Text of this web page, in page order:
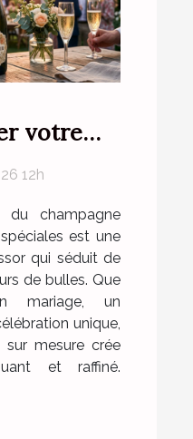
votre
?
12h
du champagne
est une
qui séduit de
de bulles. Que
mariage, un
unique,
sur mesure crée
et raffiné.